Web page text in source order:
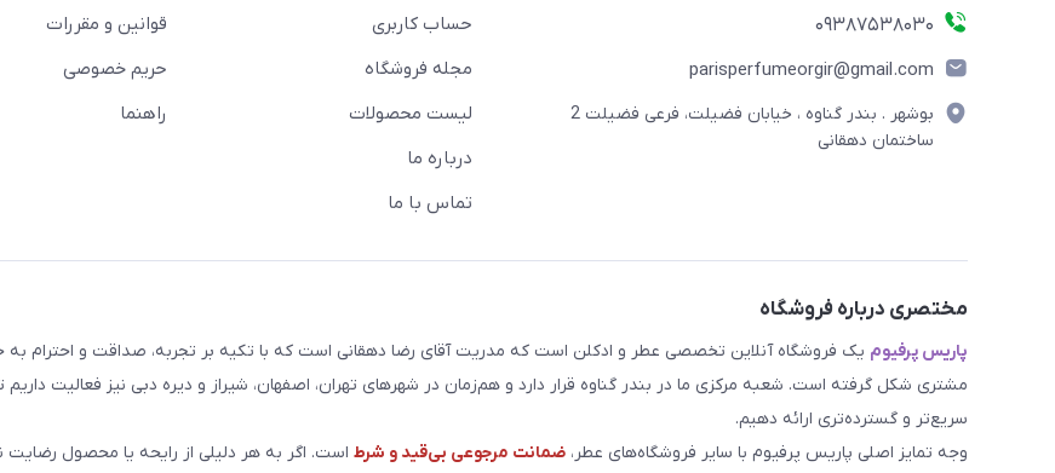
09387538030
parisperfumeorgir@gmail.com
بوشهر . بندر گناوه ، خیابان فضیلت، فرعی فضیلت 2
ساختمان دهقانی
حساب کاربری
مجله فروشگاه
لیست محصولات
درباره ما
تماس با ما
قوانین و مقررات
حریم خصوصی
راهنما
مختصری درباره فروشگاه
پاریس پرفیوم یک فروشگاه آنلاین تخصصی عطر و ادکلن است که مدریت آقای رضا دهقانی است که با تکیه بر تجربه، صداقت و احترام به
مشتری شکل گرفته است. شعبه مرکزی ما در بندر گناوه قرار دارد و هم‌زمان در شهرهای تهران، اصفهان، شیراز و دیره دبی نیز فعالیت داریم
سریع‌تر و گسترده‌تری ارائه دهیم.
وجه تمایز اصلی پاریس پرفیوم با سایر فروشگاه‌های عطر، ضمانت مرجوعی بی‌قید و شرط است. اگر به هر دلیلی از رایحه یا محصول رضایت